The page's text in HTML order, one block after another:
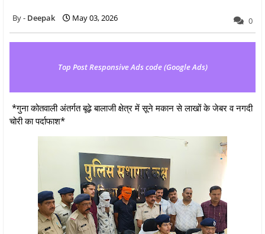
Deepak May 03, 2026 0
Top Post Responsive Ads code (Google Ads)
*गुना कोतवाली अंतर्गत बूढ़े बालाजी क्षेत्र में सूने मकान से लाखों के जेबर व नगदी
चोरी का पर्दाफाश*